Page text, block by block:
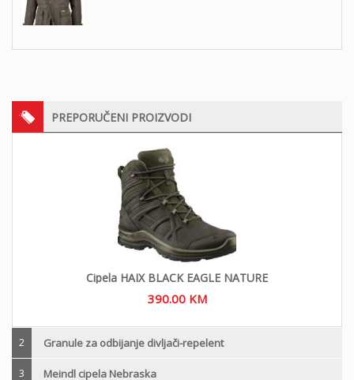
PREPORUČENI PROIZVODI
Cipela HAIX BLACK EAGLE NATURE
390.00 KM
2 Granule za odbijanje divljači-repelent
3 Meindl cipela Nebraska